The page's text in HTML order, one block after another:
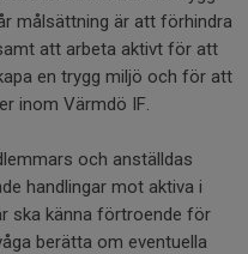
målsättning är att förhindra
att arbeta aktivt för att
en trygg miljö och för att
inom Värmdö IF.
och anställdas
handlingar mot aktiva i
ska känna förtroende för
berätta om eventuella